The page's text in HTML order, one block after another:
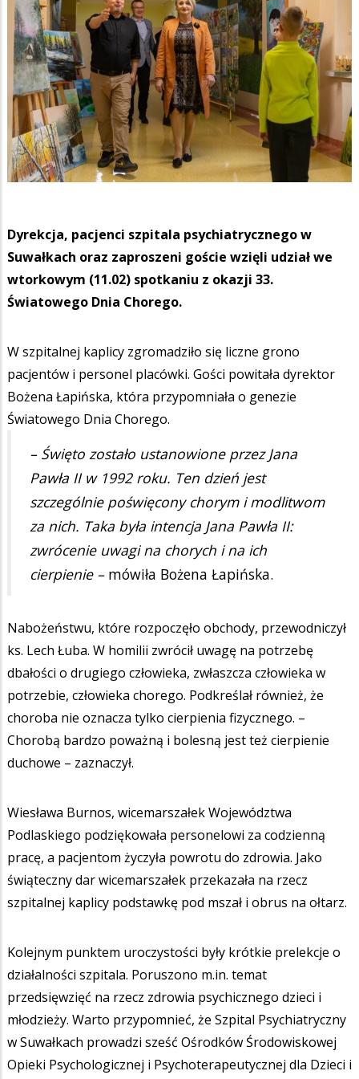
Dyrekcja, pacjenci szpitala psychiatrycznego w
Suwałkach oraz zaproszeni goście wzięli udział we
wtorkowym (11.02) spotkaniu z okazji 33.
Światowego Dnia Chorego.
W szpitalnej kaplicy zgromadziło się liczne grono
pacjentów i personel placówki. Gości powitała dyrektor
Bożena Łapińska, która przypomniała o genezie
Światowego Dnia Chorego.
– Święto zostało ustanowione przez Jana
Pawła II w 1992 roku. Ten dzień jest
szczególnie poświęcony chorym i modlitwom
za nich. Taka była intencja Jana Pawła II:
zwrócenie uwagi na chorych i na ich
cierpienie –mówiła Bożena Łapińska.
Nabożeństwu, które rozpoczęło obchody, przewodniczył
ks. Lech Łuba. W homilii zwrócił uwagę na potrzebę
dbałości o drugiego człowieka, zwłaszcza człowieka w
potrzebie, człowieka chorego. Podkreślał również, że
choroba nie oznacza tylko cierpienia fizycznego. –
Chorobą bardzo poważną i bolesną jest też cierpienie
duchowe – zaznaczył.
Wiesława Burnos, wicemarszałek Województwa
Podlaskiego podziękowała personelowi za codzienną
pracę, a pacjentom życzyła powrotu do zdrowia. Jako
świąteczny dar wicemarszałek przekazała na rzecz
szpitalnej kaplicy podstawkę pod mszał i obrus na ołtarz.
Kolejnym punktem uroczystości były krótkie prelekcje o
działalności szpitala. Poruszono m.in. temat
przedsięwzięć na rzecz zdrowia psychicznego dzieci i
młodzieży. Warto przypomnieć, że Szpital Psychiatryczny
w Suwałkach prowadzi sześć Ośrodków Środowiskowej
Opieki Psychologicznej i Psychoterapeutycznej dla Dzieci i